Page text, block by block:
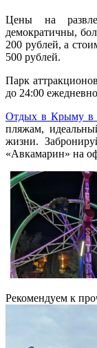
Цены на
демократичны,
200 рублей, а
500 рублей.
Парк
до 24:00
Отдых в Крыму в
пляжам,
жизни.
«Авкамарин» на
Рекомендуем к